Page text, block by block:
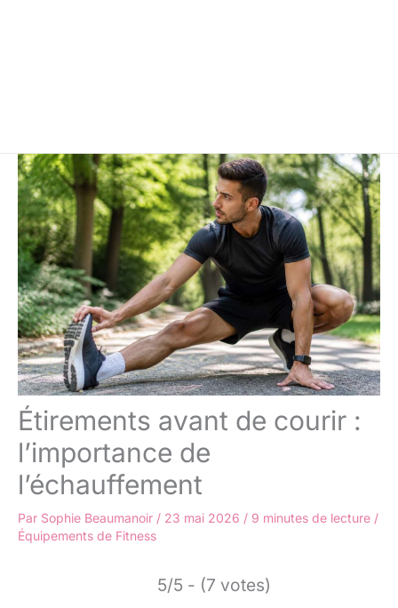
Étirements avant de courir :
l’importance de
l’échauffement
Par Sophie Beaumanoir / 23 mai 2026 / 9 minutes de lecture /
Équipements de Fitness
5/5 - (7 votes)